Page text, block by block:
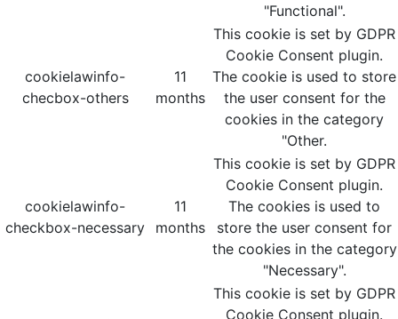
"Functional".
cookielawinfo-
checbox-others
11
months
This cookie is set by GDPR
Cookie Consent plugin.
The cookie is used to store
the user consent for the
cookies in the category
"Other.
cookielawinfo-
checkbox-necessary
11
months
This cookie is set by GDPR
Cookie Consent plugin.
The cookies is used to
store the user consent for
the cookies in the category
"Necessary".
This cookie is set by GDPR
Cookie Consent plugin.